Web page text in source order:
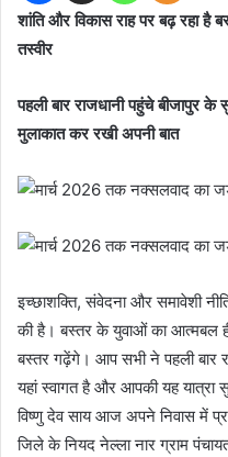
शांति और विकास राह पर बढ़ रहा है
तस्वीर
पहली बार राजधानी पहुंचे बीजापुर
मुलाकात कर रखी अपनी बात
इच्छाशक्ति, संवेदना और समावेशी
की है। बस्तर के युवाओं का आत्मबल
बस्तर गढ़ेंगे। आप सभी ने पहली बार
यहां स्वागत है और आपकी यह यात्रा
विष्णु देव साय आज अपने निवास में
जिले के नियद नेल्ला नार ग्राम